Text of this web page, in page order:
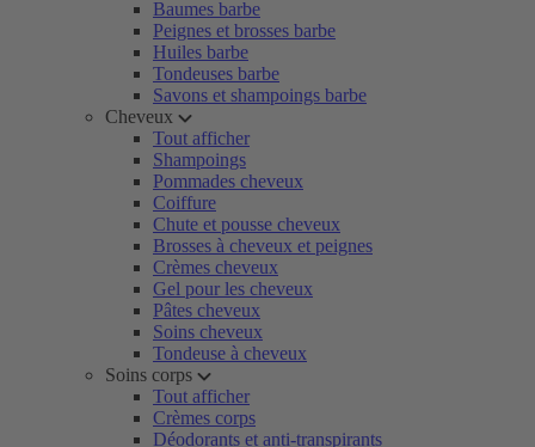
Baumes barbe
Peignes et brosses barbe
Huiles barbe
Tondeuses barbe
Savons et shampoings barbe
Cheveux
Tout afficher
Shampoings
Pommades cheveux
Coiffure
Chute et pousse cheveux
Brosses à cheveux et peignes
Crèmes cheveux
Gel pour les cheveux
Pâtes cheveux
Soins cheveux
Tondeuse à cheveux
Soins corps
Tout afficher
Crèmes corps
Déodorants et anti-transpirants